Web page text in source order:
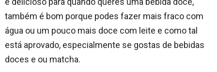
também é bom porque podes fazer mais fraco com
água ou um pouco mais doce com leite e como tal
está aprovado, especialmente se gostas de bebidas
doces e ou matcha.